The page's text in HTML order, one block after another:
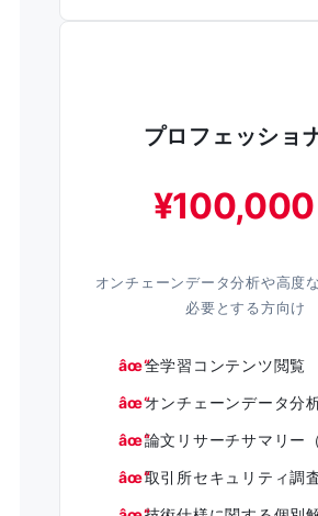
プロフェッショ
¥100,000
オンチェーンデータ分析や高度
必要とする方向け
全学習コンテンツ閲覧
オンチェーンデータ分
論文リサーチサマリー
取引所セキュリティ調